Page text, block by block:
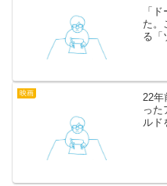
「
た。
る「
た。
映画
22年
った
ルド